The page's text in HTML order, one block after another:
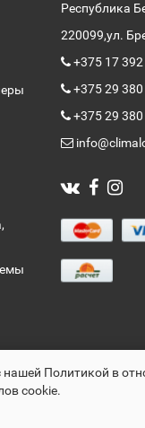
Республика
220099,ул.
+375 17 392
+375 29 380
+375 29 380
нашей Политикой в
cookie.